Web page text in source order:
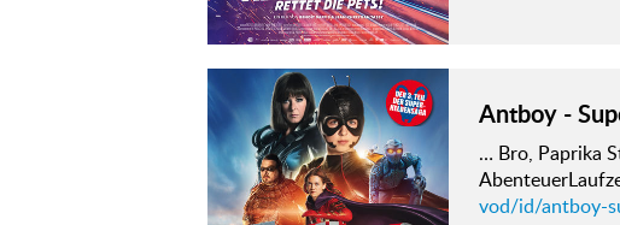
Antboy -
… Bro, Paprika
vod/id/antboy-